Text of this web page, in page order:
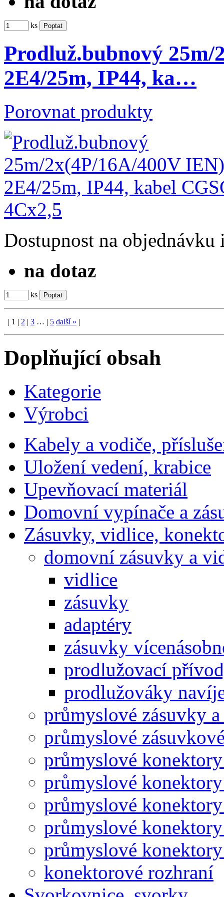
ks
Prodluž.bubnový 25m/
2E4/25m, IP44, ka…
Porovnat produkty
Dostupnost na objednávku
na dotaz
ks
| 1 | 2 | 3 … | 5 další» |
Doplňující obsah
Kategorie
Výrobci
Kabely a vodiče,
Uložení vedení, krabice
Upevňovací materiál
Domovní vypínače a
Zásuvky, vidlice,
domovní zásuvky a
vidlice
zásuvky
adaptéry
zásuvky
prodlužovací
prodlužováky
průmyslové zásuvky
průmyslové
průmyslové
průmyslové
průmyslové
průmyslové
průmyslové
konektorové rozhraní